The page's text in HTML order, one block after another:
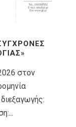
στον